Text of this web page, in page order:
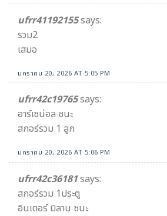
ufrr41192155says:
รวม2
เสมอ
มกราคม 20, 2026 AT 5:05 PM
ufrr42c19765says:
อาร์เซน่อล ชนะ
สกอร์รวม 1 ลูก
มกราคม 20, 2026 AT 5:06 PM
ufrr42c36181says:
สกอร์รวม 1ประตู
อินเตอร์ มิลาน ชนะ